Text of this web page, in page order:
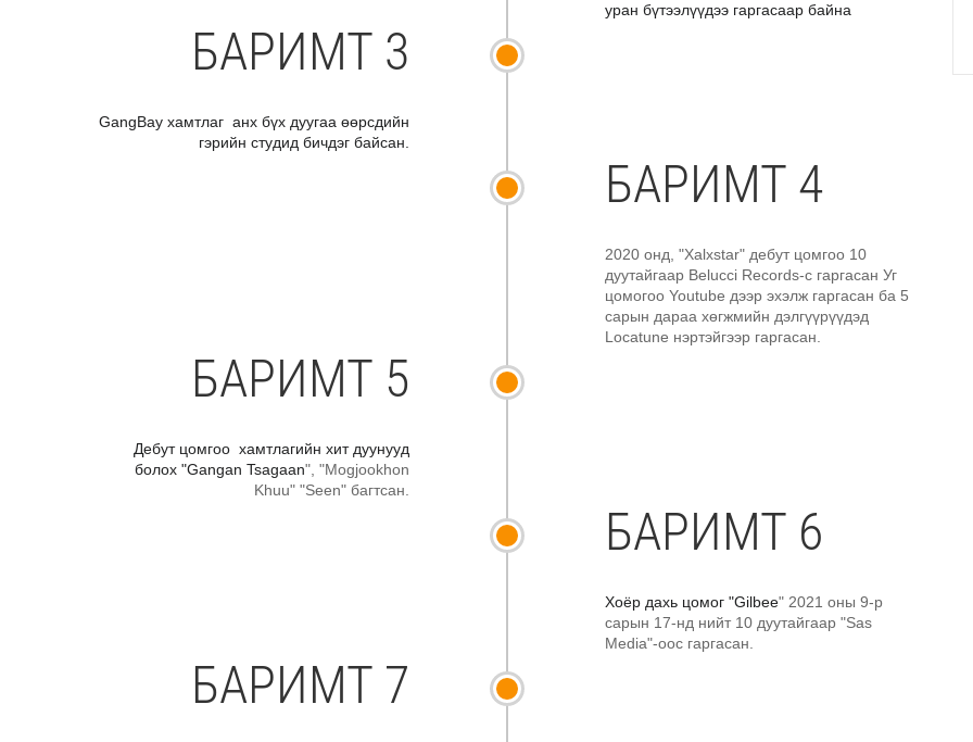
уран бүтээлүүдээ гаргасаар байна
БАРИМТ 3
GangBay хамтлаг анх бүх дуугаа өөрсдийн
гэрийн студид бичдэг байсан.
БАРИМТ 4
2020 онд, "Xalxstar" дебут цомгоо 10
дуутайгаар Belucci Records-с гаргасан Уг
цомогоо Youtube дээр эхэлж гаргасан ба 5
сарын дараа хөгжмийн дэлгүүрүүдэд
Locatune нэртэйгээр гаргасан.
БАРИМТ 5
Дебут цомгоо хамтлагийн хит дуунууд
болох "Gangan Tsagaan", "Mogjookhon
Khuu" "Seen" багтсан.
БАРИМТ 6
Хоёр дахь цомог "Gilbee" 2021 оны 9-р
сарын 17-нд нийт 10 дуутайгаар "Sas
Media"-оос гаргасан.
БАРИМТ 7